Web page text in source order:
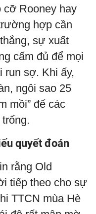
cỡ Rooney hay
hợp cần
sự xuất
cấm đủ để mọi
run sợ. Khi ấy,
ngôi sao 25
mồi” để các
quyết đoán
rằng Old
tiếp theo cho sự
TTCN mùa Hè